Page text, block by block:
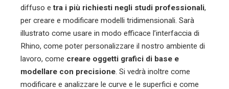
diffuso etra i più richiesti negli studi professionali,
per creare e modificare modelli tridimensionali. Sarà
illustrato come usare in modo efficace l’interfaccia di
Rhino, come poter personalizzare il nostro ambiente di
lavoro, come creare oggetti grafici di base e
modellare con precisione. Si vedrà inoltre come
modificare e analizzare le curve e le superfici e come